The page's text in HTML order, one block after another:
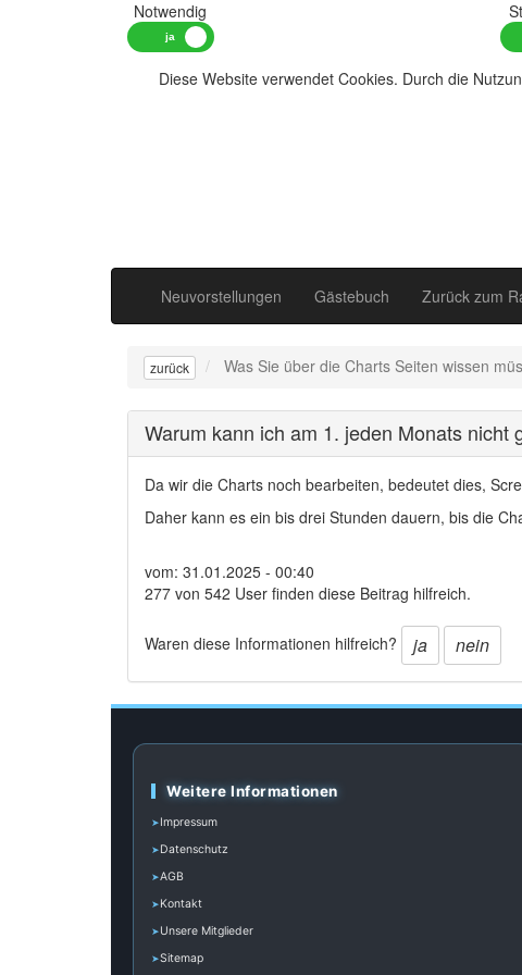
Notwendig
Diese Website verwendet Cookies. Durch die
Neuvorstellungen Gästebuch Zurück zum
zurück Was Sie über die Charts Seiten wissen
Warum kann ich am 1. jeden Monats nicht
Da wir die Charts noch bearbeiten, bedeutet dies,
Daher kann es ein bis drei Stunden dauern, bis die
vom: 31.01.2025 - 00:40
277 von 542 User finden diese Beitrag hilfreich.
Waren diese Informationen hilfreich? ja nein
Weitere Informationen
Impressum
Datenschutz
AGB
Kontakt
Unsere Mitglieder
Sitemap